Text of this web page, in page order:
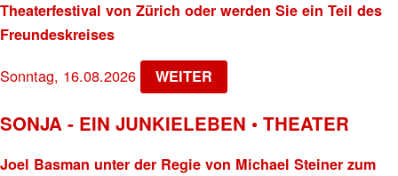
Theaterfestival von Zürich oder werden Sie ein Teil des
Freundeskreises
Sonntag, 16.08.2026 WEITER
SONJA - EIN JUNKIELEBEN • THEATER
Joel Basman unter der Regie von Michael Steiner zum